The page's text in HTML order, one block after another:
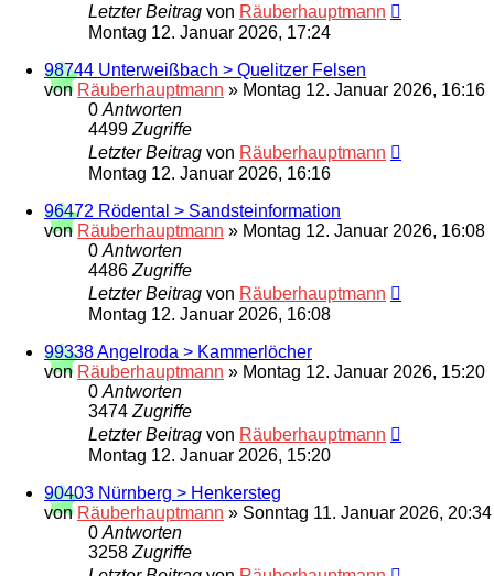
Letzter Beitrag von Räuberhauptmann
Montag 12. Januar 2026, 17:24
98744 Unterweißbach > Quelitzer Felsen
von Räuberhauptmann » Montag 12. Januar 2026, 16:16
0 Antworten
4499 Zugriffe
Letzter Beitrag von Räuberhauptmann
Montag 12. Januar 2026, 16:16
96472 Rödental > Sandsteinformation
von Räuberhauptmann » Montag 12. Januar 2026, 16:08
0 Antworten
4486 Zugriffe
Letzter Beitrag von Räuberhauptmann
Montag 12. Januar 2026, 16:08
99338 Angelroda > Kammerlöcher
von Räuberhauptmann » Montag 12. Januar 2026, 15:20
0 Antworten
3474 Zugriffe
Letzter Beitrag von Räuberhauptmann
Montag 12. Januar 2026, 15:20
90403 Nürnberg > Henkersteg
von Räuberhauptmann » Sonntag 11. Januar 2026, 20:34
0 Antworten
3258 Zugriffe